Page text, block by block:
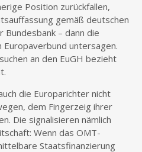
Position zurückfallen,
gemäß deutschen
Bundesbank – dann die
untersagen.
an den EuGH bezieht
die Europarichter nicht
dem Fingerzeig ihrer
Die signalisieren nämlich
Wenn das OMT-
Staatsfinanzierung